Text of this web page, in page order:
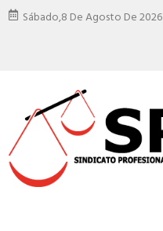
Sábado,8 De Agosto De 2026